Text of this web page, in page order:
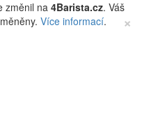
změnil na 4Barista.cz. Váš
Více informací. ×